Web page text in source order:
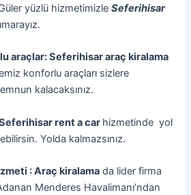
yüzlü hizmetimizleSeferihisar
araçlar: Seferihisar araç kiralama
konforlu araçları sizlere
kalacaksınız.
rent a car hizmetinde yol
Yolda kalmazsınız.
: Araç kiralama da lider firma
Menderes Havalimanı’ndan